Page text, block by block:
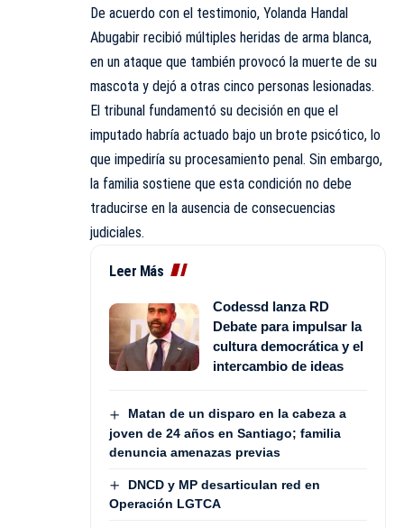
De acuerdo con el testimonio, Yolanda Handal
Abugabir recibió múltiples heridas de arma blanca,
en un ataque que también provocó la muerte de su
mascota y dejó a otras cinco personas lesionadas.
El tribunal fundamentó su decisión en que el
imputado habría actuado bajo un brote psicótico, lo
que impediría su procesamiento penal. Sin embargo,
la familia sostiene que esta condición no debe
traducirse en la ausencia de consecuencias
judiciales.
Leer Más
Codessd lanza RD
Debate para impulsar la
cultura democrática y el
intercambio de ideas
Matan de un disparo en la cabeza a
joven de 24 años en Santiago; familia
denuncia amenazas previas
DNCD y MP desarticulan red en
Operación LGTCA